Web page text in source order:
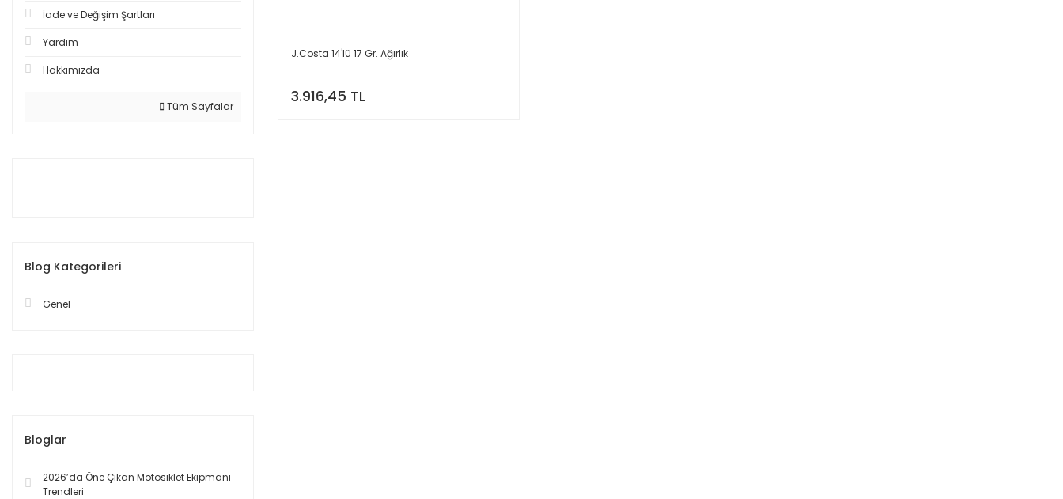
İade ve Değişim Şartları
Yardım
Hakkımızda
Tüm Sayfalar
Blog Kategorileri
Genel
Bloglar
2026’da Öne Çıkan Motosiklet Ekipmanı
Trendleri
J.Costa 14'lü 17 Gr. Ağırlık
3.916,45 TL